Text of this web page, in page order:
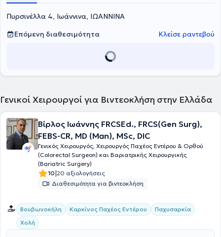
Αμπελόκηπους, προσφέροντας εξατομικευμένη και υψηλού επιπέδου
φροντίδα σε ασθενείς με παθήσεις του θυρεοειδούς, των
παραθυρεοειδών και των επινεφριδίων. Αποφοίτησε από την
Ιατρική Σχολή του Πανεπιστημίου Ιωαννίνων και ολοκλήρωσε την
ειδικότητα της Γενικής Χειρουργικής στο Γενικό Νοσοκομείο
στη Χειρουργική Ενδοκρινών Αδένων από το Αριστοτέλειο
Πυρσινέλλα 4, Ιωάννινα, ΙΩΑΝΝΙΝΑ
Επόμενη διαθεσιμότητα
Κλείσε ραντεβού
Γενικοί Χειρουργοί για Βιντεοκλήση στην Ελλάδα
Βίρλος Ιωάννης FRCSEd., FRCS(Gen Surg),
FEBS-CR, MD (Man), MSc, DIC
Γενικός Χειρουργός, Χειρουργός Παχέος Εντέρου & Ορθού
(Colorectal Surgeon) και Βαριατρικής Χειρουργικής
(Bariatric Surgery)
10|20 αξιολογήσεις
Διαθεσιμότητα για βιντεοκλήση
Βουβωνοκήλη Καρκίνος Παχέος Εντέρου
Παχυσαρκία
Χολή